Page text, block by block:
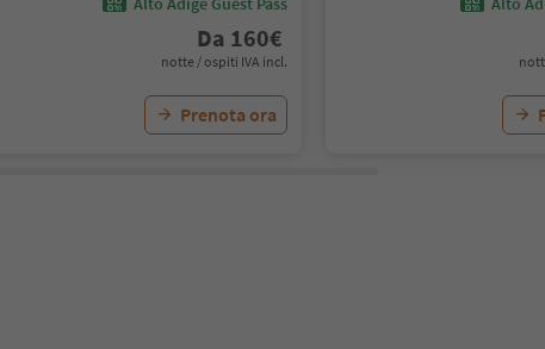
Da 160€
notte / ospiti IVA incl.
Prenota ora